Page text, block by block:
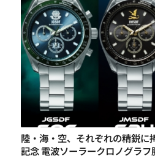
陸・海・空、それぞれの精鋭に
記念 電波ソーラークロノグラフ